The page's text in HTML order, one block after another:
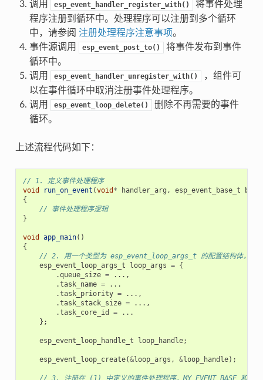
调用
esp_event_handler_register_with()
将事件处理
程序注册到循环中。处理程序可以注册到多个循环
中，请参阅 注册处理程序注意事项。
事件源调用
esp_event_post_to()
将事件发布到事件
循环中。
调用
esp_event_handler_unregister_with()
，组件可
以在事件循环中取消注册事件处理程序。
调用
esp_event_loop_delete()
删除不再需要的事件
循环。
上述流程代码如下：
// 1. 定义事件处理程序
void
run_on_event (void * handler_arg , esp_event_base_t base
{
// 事件处理程序逻辑
}
void app_main()
{
// 2. 用一个类型为 esp_event_loop_args_t 的配置结构体，指定
esp_event_loop_args_t
loop_args = {
.queue_size =
...,
.task_name =
...
.task_priority =
...,
.task_stack_size =
...,
.task_core_id =
...
};
esp_event_loop_handle_t loop_handle;
esp_event_loop_create(&loop_args , &loop_handle);
// 3. 注册在 (1) 中定义的事件处理程序。MY_EVENT_BASE 和